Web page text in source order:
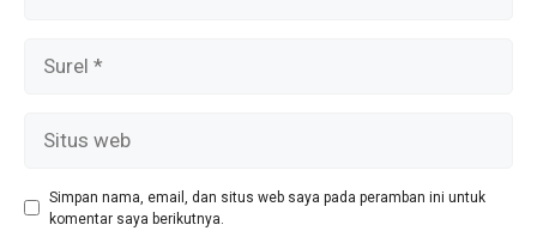
web
Simpan nama, email, dan situs web saya pada peramban ini untuk
komentar saya berikutnya.